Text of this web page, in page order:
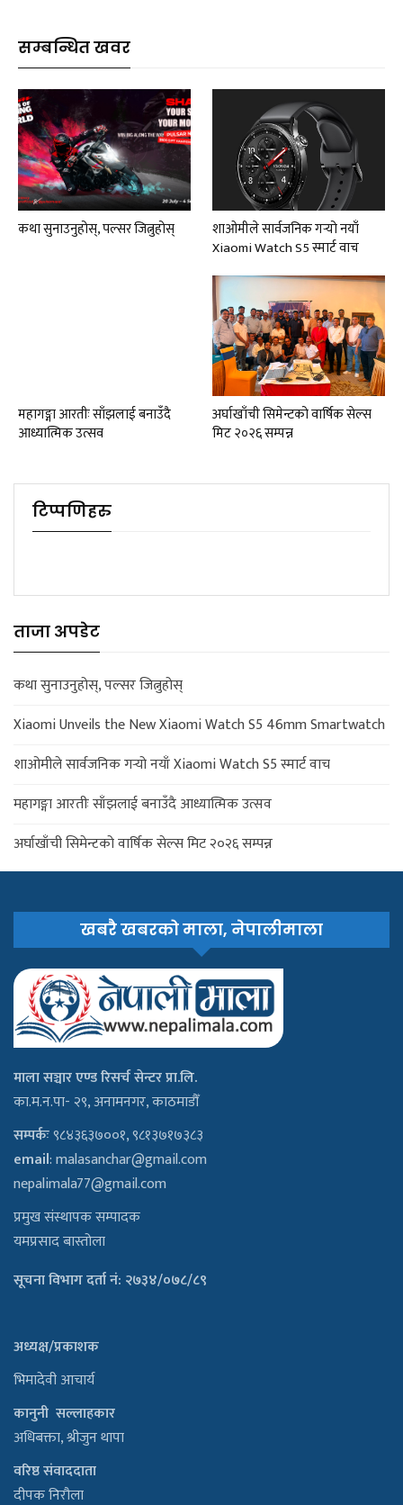
सम्बन्धित खवर
कथा सुनाउनुहोस्, पल्सर जित्नुहोस्
शाओमीले सार्वजनिक गर्‍यो नयाँ
Xiaomi Watch S5 स्मार्ट वाच
महागङ्गा आरतीः साँझलाई बनाउँदै
आध्यात्मिक उत्सव
अर्घाखाँची सिमेन्टको वार्षिक सेल्स
मिट २०२६ सम्पन्न
टिप्पणिहरु
ताजा अपडेट
कथा सुनाउनुहोस्, पल्सर जित्नुहोस्
Xiaomi Unveils the New Xiaomi Watch S5 46mm Smartwatch
शाओमीले सार्वजनिक गर्‍यो नयाँ Xiaomi Watch S5 स्मार्ट वाच
महागङ्गा आरतीः साँझलाई बनाउँदै आध्यात्मिक उत्सव
अर्घाखाँची सिमेन्टको वार्षिक सेल्स मिट २०२६ सम्पन्न
खबरै खबरको माला, नेपालीमाला
माला सञ्चार एण्ड रिसर्च सेन्टर प्रा.लि.
का.म.न.पा- २९, अनामनगर, काठमाडौँ
सम्पर्कः९८४३६३७००१, ९८१३७१७३८३
email:malasanchar@gmail.com
nepalimala77@gmail.com
प्रमुख संस्थापक सम्पादक
यमप्रसाद बास्तोला
सूचना विभाग दर्ता नं: २७३४/०७८/८९
अध्यक्ष/प्रकाशक
भिमादेवी आचार्य
कानुनी सल्लाहकार
अधिबक्ता, श्रीजुन थापा
वरिष्ठ संवाददाता
दीपक निरौला